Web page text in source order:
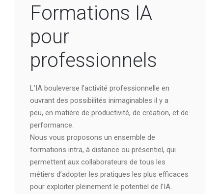
Formations IA
pour
professionnels
L’IA bouleverse l’activité professionnelle en
ouvrant des possibilités inimaginables il y a
peu, en matière de productivité, de création, et de
performance.
Nous vous proposons un ensemble de
formations intra, à distance ou présentiel, qui
permettent aux collaborateurs de tous les
métiers d’adopter les pratiques les plus efficaces
pour exploiter pleinement le potentiel de l’IA.